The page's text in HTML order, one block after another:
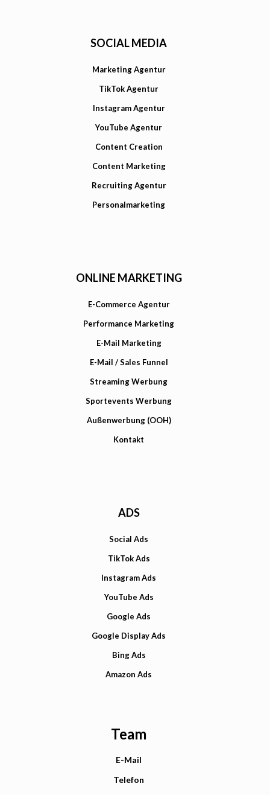
SOCIAL MEDIA
Marketing Agentur
TikTok Agentur
Instagram Agentur
YouTube Agentur
Content Creation
Content Marketing
Recruiting Agentur
Personalmarketing
ONLINE MARKETING
E-Commerce Agentur
Performance Marketing
E-Mail Marketing
E-Mail / Sales Funnel
Streaming Werbung
Sportevents Werbung
Außenwerbung (OOH)
Kontakt
ADS
Social Ads
TikTok Ads
Instagram Ads
YouTube Ads
Google Ads
Google Display Ads
Bing Ads
Amazon Ads
Team
E-Mail
Telefon